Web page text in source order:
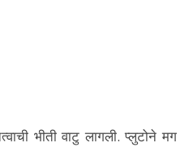
भीती वाटु लागली. प्लुटोने मग